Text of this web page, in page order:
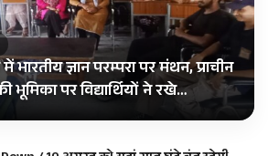
ज्ञान परम्परा पर मंथन, प्राचीन
पर विद्यार्थियों ने रखे…